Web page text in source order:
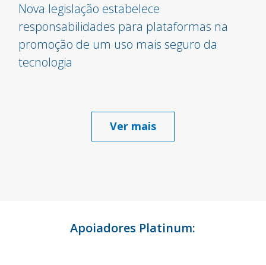
Nova legislação estabelece
responsabilidades para plataformas na
promoção de um uso mais seguro da
tecnologia
Ver mais
Apoiadores Platinum: